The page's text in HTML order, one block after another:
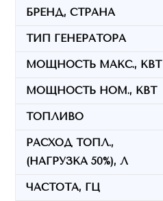
БРЕНД, СТРАНА
ТИП ГЕНЕРАТОРА
МОЩНОСТЬ МАКС., КВТ
МОЩНОСТЬ НОМ., КВТ
ТОПЛИВО
РАСХОД ТОПЛ.,
(НАГРУЗКА 50%), Л
ЧАСТОТА, ГЦ